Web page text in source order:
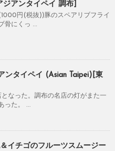
ジアンタイペイ 調布]
円(税抜))豚のスペアリブフライ
骨にくっ ...
ンタイペイ (Asian Taipei)[東
となった。調布の名店の灯がまた一
った。 ...
イチゴのフルーツスムージー